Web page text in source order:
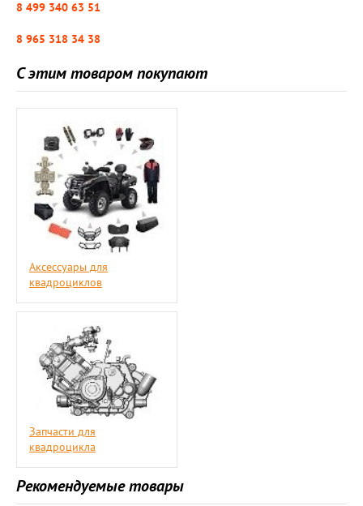
8 499 340 63 51
8 965 318 34 38
С этим товаром покупают
Аксессуары для
квадроциклов
Запчасти для
квадроцикла
Рекомендуемые товары